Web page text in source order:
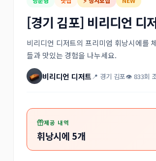
[경기 김포] 비리디언 디
비리디언 디저트의 프리미엄 휘낭시에를
들과 맛있는 경험을 나누세요.
비리디언 디저트 📍 경기 김포👁 833회
제공 내역
휘낭시에 5개